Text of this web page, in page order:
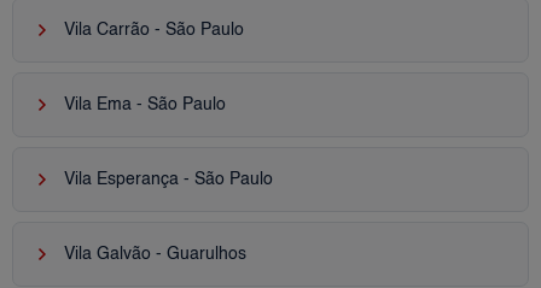
keyboard_arrow_right Vila Carrão - São Paulo
keyboard_arrow_right Vila Ema - São Paulo
keyboard_arrow_right Vila Esperança - São Paulo
keyboard_arrow_right Vila Galvão - Guarulhos